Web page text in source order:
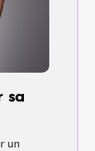
sa
un